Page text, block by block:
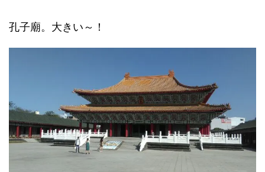
孔子廟。大きい～！